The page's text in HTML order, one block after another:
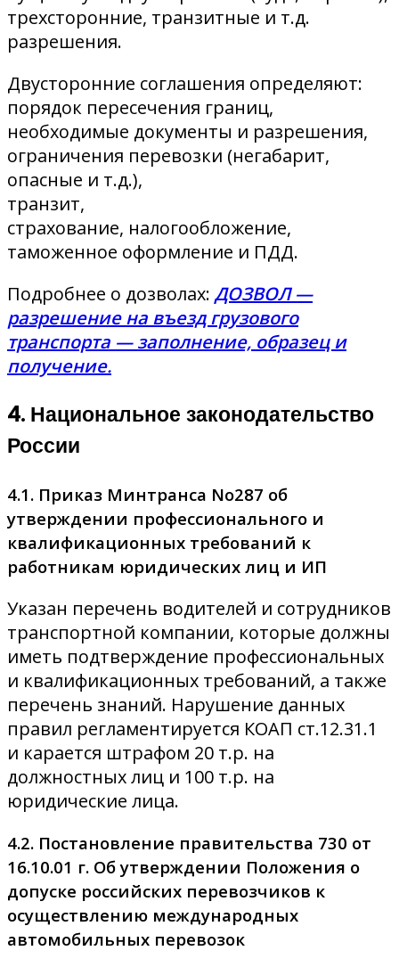
трехсторонние, транзитные и т.д.
разрешения.
Двусторонние соглашения определяют:
порядок пересечения границ,
необходимые документы и разрешения,
ограничения перевозки (негабарит,
опасные и т.д.),
транзит,
страхование, налогообложение,
таможенное оформление и ПДД.
Подробнее о дозволах: ДОЗВОЛ —
разрешение на въезд грузового
транспорта — заполнение, образец и
получение.
4. Национальное законодательство
России
4.1. Приказ Минтранса No287 об
утверждении профессионального и
квалификационных требований к
работникам юридических лиц и ИП
Указан перечень водителей и сотрудников
транспортной компании, которые должны
иметь подтверждение профессиональных
и квалификационных требований, а также
перечень знаний. Нарушение данных
правил регламентируется КОАП ст.12.31.1
и карается штрафом 20 т.р. на
должностных лиц и 100 т.р. на
юридические лица.
4.2. Постановление правительства 730 от
16.10.01 г. Об утверждении Положения о
допуске российских перевозчиков к
осуществлению международных
автомобильных перевозок